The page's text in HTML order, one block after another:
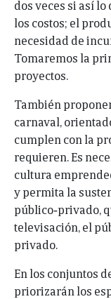
dos veces si así lo
los costos; el
necesidad de
Tomaremos la
proyectos.
También
carnaval,
cumplen con la
requieren. Es
cultura
y permita la
público‑privado,
televisación, el
privado.
En los conjuntos
priorizarán los